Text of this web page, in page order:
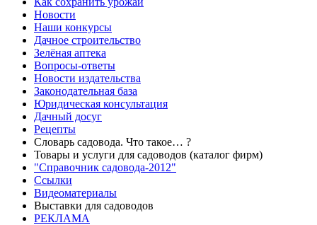
Новости
Наши конкурсы
Дачное строительство
Зелёная аптека
Вопросы-ответы
Новости издательства
Законодательная база
Юридическая консультация
Дачный досуг
Рецепты
Словарь садовода. Что такое… ?
Товары и услуги для садоводов (каталог фирм)
"Справочник садовода-2012"
Ссылки
Видеоматериалы
Выставки для садоводов
РЕКЛАМА